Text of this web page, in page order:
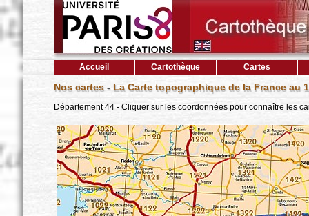
Accueil Cartothèque Cartes
Nos cartes- La Carte topographique de la France au
Département 44 - Cliquer sur les coordonnées pour connaître les